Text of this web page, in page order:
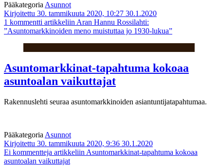
Pääkategoria Asunnot
Kirjoitettu 30. tammikuuta 2020, 10:27 30.1.2020
1 kommentti artikkeliin Aran Hannu Rossilahti:
”Asuntomarkkinoiden meno muistuttaa jo 1930-lukua”
Asuntomarkkinat-tapahtuma kokoaa
asuntoalan vaikuttajat
Rakennuslehti seuraa asuntomarkkinoiden asiantuntijatapahtumaa.
Pääkategoria Asunnot
Kirjoitettu 30. tammikuuta 2020, 9:36 30.1.2020
Ei kommentteja artikkeliin Asuntomarkkinat-tapahtuma kokoaa
asuntoalan vaikuttajat